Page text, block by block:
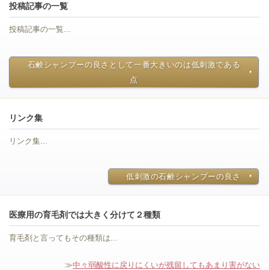
投稿記事の一覧
投稿記事の一覧...
石鹸シャンプーの良さとして一番大きいのは低刺激である
点
リンク集
リンク集...
低刺激の石鹸シャンプーの良さ
医療用の育毛剤では大きく分けて２種類
育毛剤と言ってもその種類は...
≫中々弱酸性に戻りにくいが残留してもあまり害がない